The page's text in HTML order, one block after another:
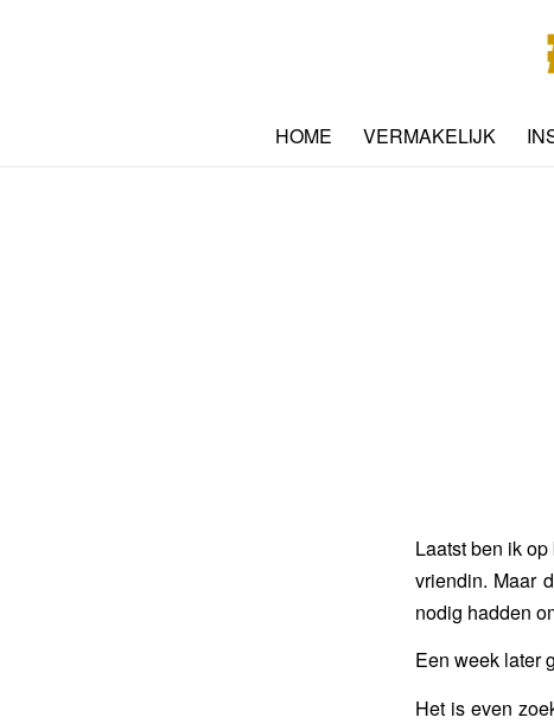
HOME VERMAKELIJK
Laatst ben ik
vriendin. Maar
nodig hadden
Een week later
Het is even